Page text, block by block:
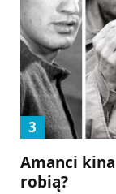
Amanci
robią?